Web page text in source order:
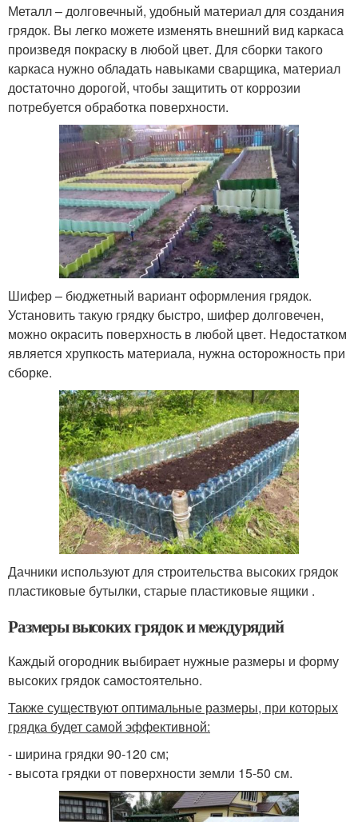
Металл – долговечный, удобный материал для создания
грядок. Вы легко можете изменять внешний вид каркаса
произведя покраску в любой цвет. Для сборки такого
каркаса нужно обладать навыками сварщика, материал
достаточно дорогой, чтобы защитить от коррозии
потребуется обработка поверхности.
Шифер – бюджетный вариант оформления грядок.
Установить такую грядку быстро, шифер долговечен,
можно окрасить поверхность в любой цвет. Недостатком
является хрупкость материала, нужна осторожность при
сборке.
Дачники используют для строительства высоких грядок
пластиковые бутылки, старые пластиковые ящики .
Размеры высоких грядок и междурядий
Каждый огородник выбирает нужные размеры и форму
высоких грядок самостоятельно.
Также существуют оптимальные размеры, при которых
грядка будет самой эффективной:
- ширина грядки 90-120 см;
- высота грядки от поверхности земли 15-50 см.